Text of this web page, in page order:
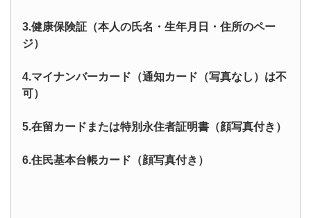
3.健康保険証（本人の氏名・生年月日・住所のペー
ジ）
4.マイナンバーカード（通知カード（写真なし）は不
可）
5.在留カードまたは特別永住者証明書（顔写真付き）
6.住民基本台帳カード（顔写真付き）